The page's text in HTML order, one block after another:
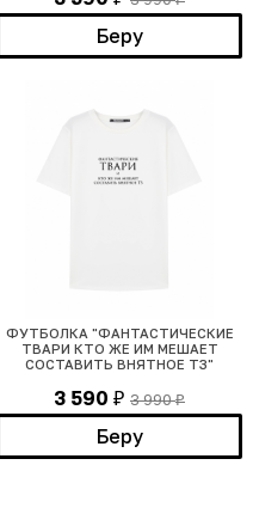
Беру
ФУТБОЛКА "ФАНТАСТИЧЕСКИЕ
ТВАРИ КТО ЖЕ ИМ МЕШАЕТ
СОСТАВИТЬ ВНЯТНОЕ ТЗ"
3 590 ₽ 3 990₽
Беру